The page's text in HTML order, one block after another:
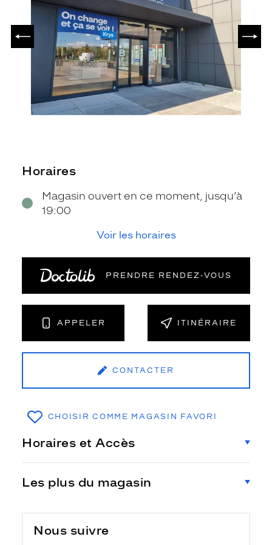
PRÉCÉDENT
Horaires
Magasin ouvert en ce moment, jusqu’à
19:00
Voir les horaires
PRENDRE RENDEZ‑VOUS
APPELER ITINÉRAIRE
CONTACTER
CHOISIR COMME MAGASIN FAVORI
Horaires et Accès
Les plus du magasin
Nous suivre